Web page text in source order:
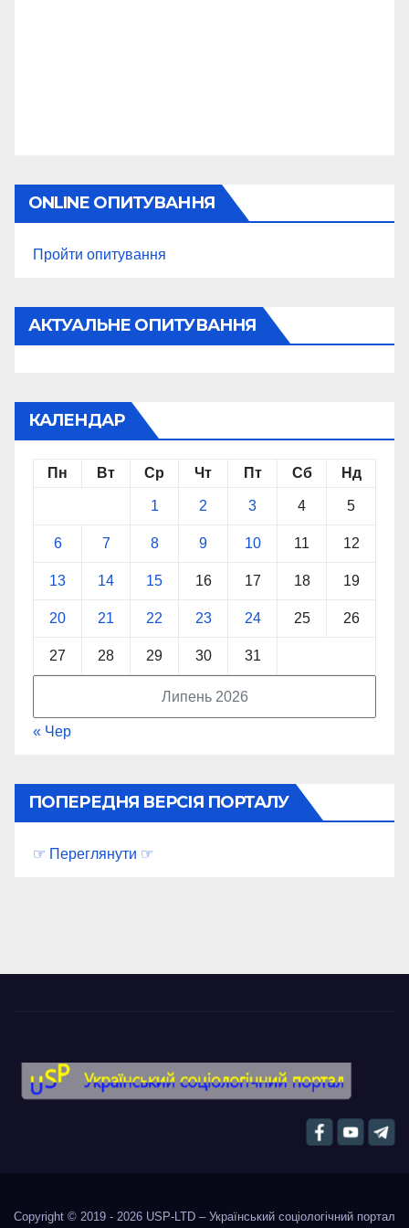
ONLINE ОПИТУВАННЯ
Пройти опитування
АКТУАЛЬНЕ ОПИТУВАННЯ
КАЛЕНДАР
Липень 2026
Пн Вт Ср Чт Пт Сб Нд
1 2 3 4 5
6 7 8 9 10 11 12
13 14 15 16 17 18 19
20 21 22 23 24 25 26
27 28 29 30 31
« Чер
ПОПЕРЕДНЯ ВЕРСІЯ ПОРТАЛУ
☞ Переглянути ☞
Copyright © 2019 - 2026 USP-LTD – Український соціологічний портал